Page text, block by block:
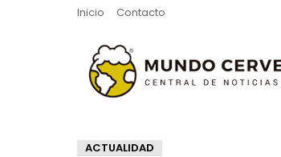
Inicio Contacto
ACTUALIDAD